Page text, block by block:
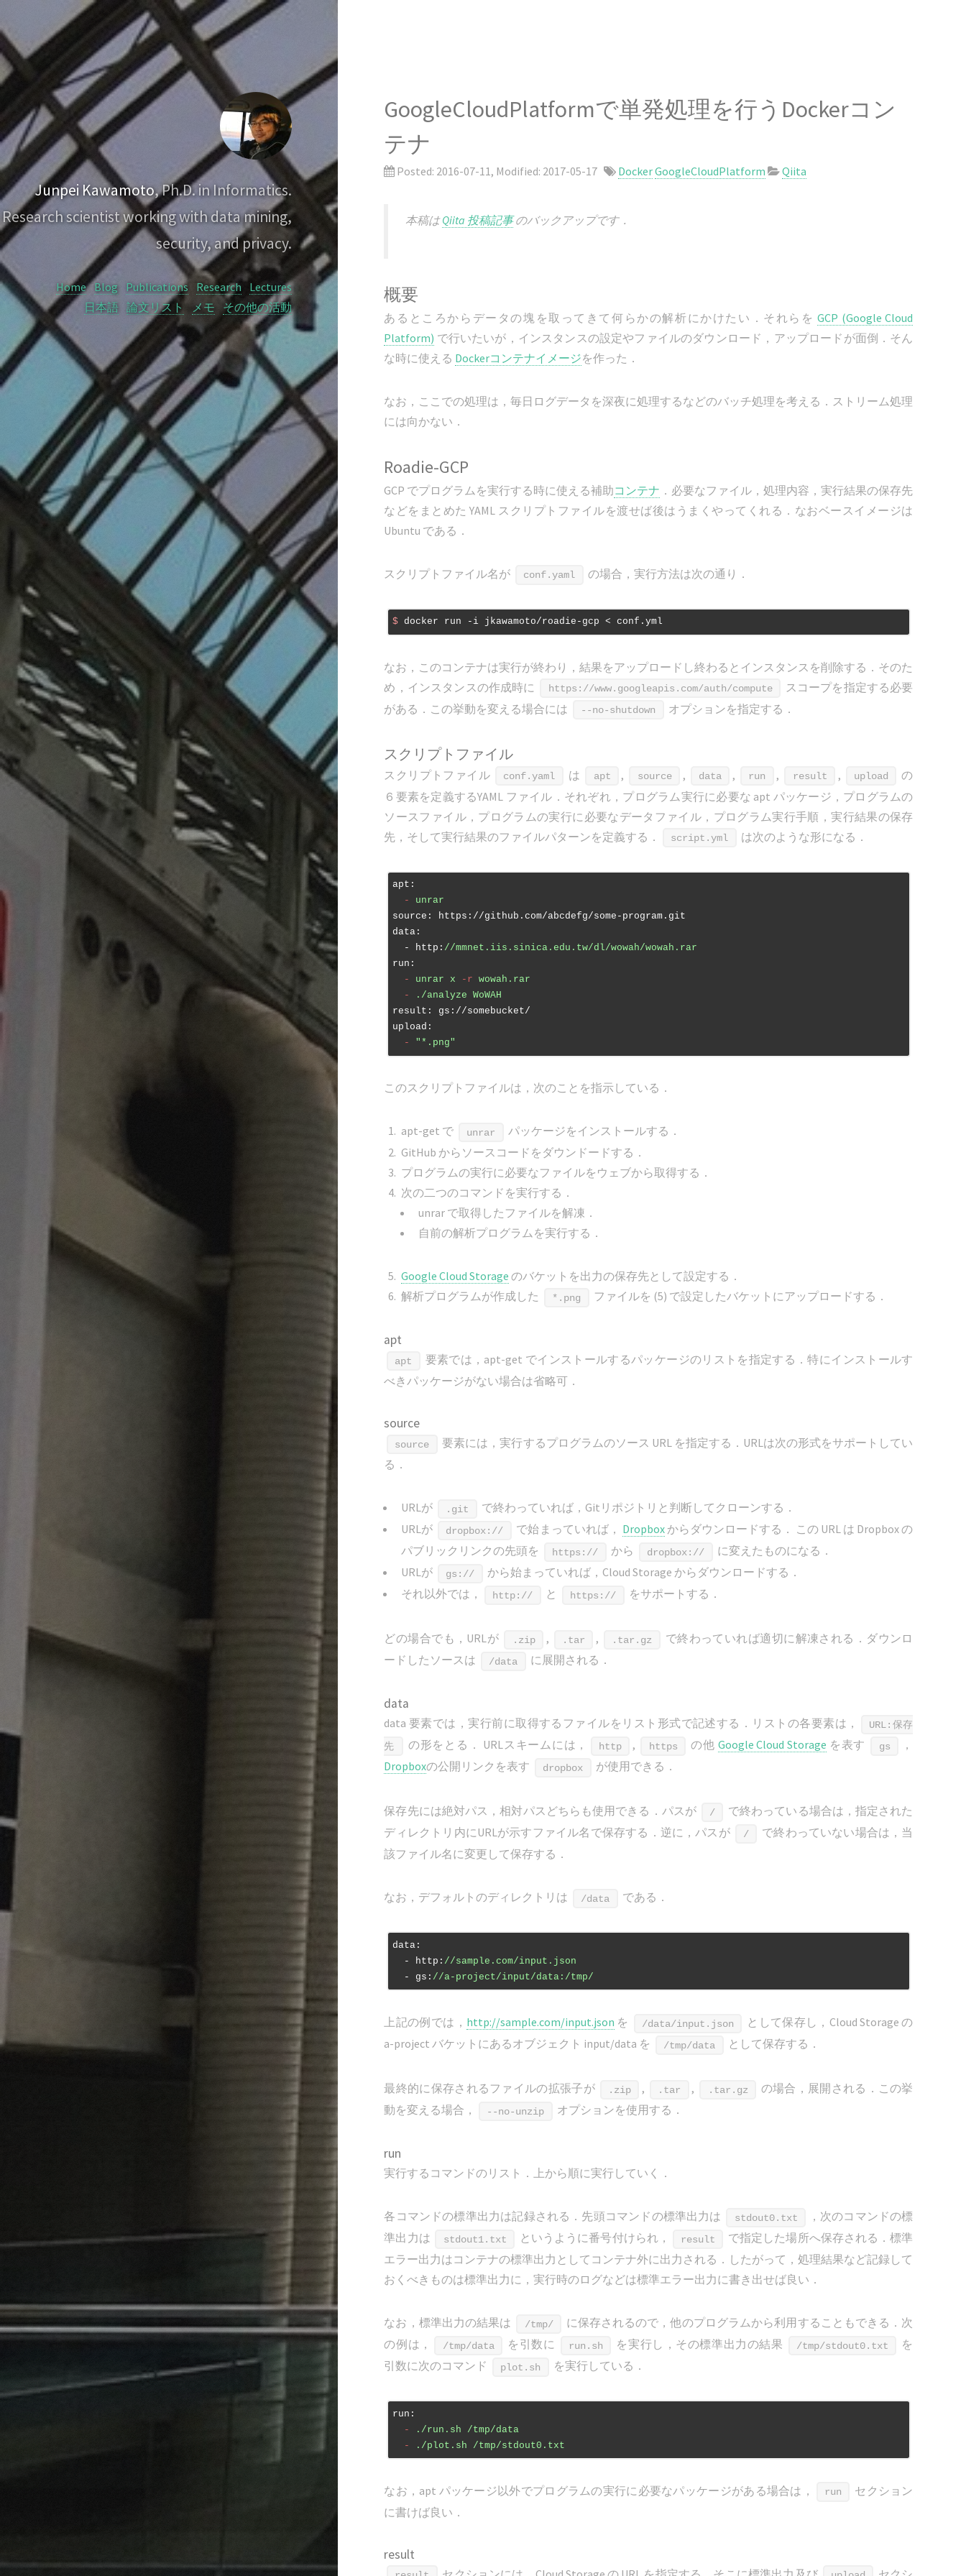
Junpei Kawamoto, Ph.D. in Informatics.
Research scientist working with data mining,
security, and privacy.
Home Blog Publications Research
Lectures
日本語 論文リスト メモ その他の活動
GoogleCloudPlatformで単発処理を行うDockerコン
テナ
Posted: 2016-07-11, Modified: 2017-05-17 DockerGoogleCloudPlatform Qiita
本稿はQiita 投稿記事のバックアップです．
概要
あるところからデータの塊を取ってきて何らかの解析にかけたい．それらをGCP (Google Cloud
Platform) で行いたいが，インスタンスの設定やファイルのダウンロード，アップロードが面倒．そん
な時に使える Dockerコンテナイメージを作った．
なお，ここでの処理は，毎日ログデータを深夜に処理するなどのバッチ処理を考える．ストリーム処理
には向かない．
Roadie-GCP
GCP でプログラムを実行する時に使える補助コンテナ ．必要なファイル，処理内容，実行結果の保存先
などをまとめた YAML スクリプトファイルを渡せば後はうまくやってくれる．なおベースイメージは
Ubuntu である．
スクリプトファイル名が conf.yaml の場合，実行方法は次の通り．
$ docker run -i jkawamoto/roadie-gcp < conf.yml
なお，このコンテナは実行が終わり，結果をアップロードし終わるとインスタンスを削除する．そのた
め，インスタンスの作成時に
https://www.googleapis.com/auth/compute
スコープを指定する必要
がある．この挙動を変える場合には
--no-shutdown オプションを指定する．
スクリプトファイル
スクリプトファイル conf.yaml は apt , source , data , run , result , upload
の
６要素を定義するYAML ファイル．それぞれ，プログラム実行に必要な apt パッケージ，プログラムの
ソースファイル，プログラムの実行に必要なデータファイル，プログラム実行手順，実行結果の保存
先，そして実行結果のファイルパターンを定義する．
script.yml は次のような形になる．
apt:
  -
unrar
source:
https://github.com/abcdefg/some-program.git
data:
  - http:
//mmnet.iis.sinica.edu.tw/dl/wowah/wowah.rar
run:
  -
unrar x -r
wowah.rar
  -
./analyze
WoWAH
result:
gs://somebucket/
upload:
  -
"*.png"
このスクリプトファイルは，次のことを指示している．
apt-get で unrar
パッケージをインストールする．
GitHub からソースコードをダウンドードする．
プログラムの実行に必要なファイルをウェブから取得する．
次の二つのコマンドを実行する．
unrar で取得したファイルを解凍．
自前の解析プログラムを実行する．
Google Cloud Storage のバケットを出力の保存先として設定する．
解析プログラムが作成した
*.png ファイルを (5) で設定したバケットにアップロードする．
apt
apt
要素では，apt-get でインストールするパッケージのリストを指定する．特にインストールす
べきパッケージがない場合は省略可．
source
source
要素には，実行するプログラムのソース URL を指定する．URLは次の形式をサポートしてい
る．
URLが .git
で終わっていれば，Gitリポジトリと判断してクローンする．
URLが
dropbox:// で始まっていれば， Dropboxからダウンロードする． この URL は Dropbox の
パブリックリンクの先頭を
https:// から dropbox://
に変えたものになる．
URLが
gs://
から始まっていれば，Cloud Storage からダウンロードする．
それ以外では，
http:// と https:// をサポートする．
どの場合でも，URLが .zip , .tar , .tar.gz
で終わっていれば適切に解凍される．ダウンロ
ードしたソースは
/data に展開される．
data
data 要素では，実行前に取得するファイルをリスト形式で記述する．リストの各要素は，
URL:保存
先
の形をとる． URLスキームには， http , https の他 Google Cloud Storage を表す gs
，
Dropboxの公開リンクを表す dropbox が使用できる．
保存先には絶対パス，相対パスどちらも使用できる．パスが /
で終わっている場合は，指定された
ディレクトリ内にURLが示すファイル名で保存する．逆に，パスが
/
で終わっていない場合は，当
該ファイル名に変更して保存する．
なお，デフォルトのディレクトリは /data である．
data:
  - http:
//sample.com/input.json
  - gs:
//a-project/input/data:/tmp/
上記の例では， http://sample.com/input.json を /data/input.json
として保存し，Cloud Storage の
a-project バケットにあるオブジェクト input/data を
/tmp/data として保存する．
最終的に保存されるファイルの拡張子が .zip , .tar , .tar.gz
の場合，展開される．この挙
動を変える場合，
--no-unzip オプションを使用する．
run
実行するコマンドのリスト．上から順に実行していく．
各コマンドの標準出力は記録される．先頭コマンドの標準出力は stdout0.txt
，次のコマンドの標
準出力は
stdout1.txt というように番号付けられ， result
で指定した場所へ保存される．標準
エラー出力はコンテナの標準出力としてコンテナ外に出力される．したがって，処理結果など記録して
おくべきものは標準出力に，実行時のログなどは標準エラー出力に書き出せば良い．
なお，標準出力の結果は /tmp/
に保存されるので，他のプログラムから利用することもできる．次
の例は，
/tmp/data を引数に run.sh を実行し，その標準出力の結果 /tmp/stdout0.txt
を
引数に次のコマンド
plot.sh を実行している．
run:
  -
./run.sh
/tmp/data
  -
./plot.sh /tmp/stdout0.txt
なお，apt パッケージ以外でプログラムの実行に必要なパッケージがある場合は， run
セクション
に書けば良い．
result